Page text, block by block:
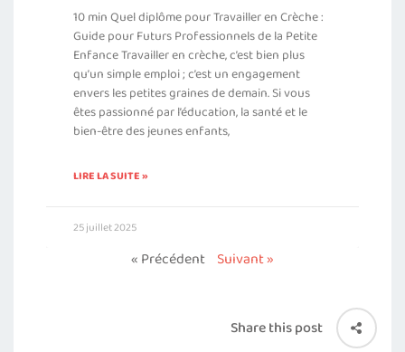
10 min Quel diplôme pour Travailler en Crèche :
Guide pour Futurs Professionnels de la Petite
Enfance Travailler en crèche, c’est bien plus
qu’un simple emploi ; c’est un engagement
envers les petites graines de demain. Si vous
êtes passionné par l’éducation, la santé et le
bien-être des jeunes enfants,
LIRE LA SUITE »
25 juillet 2025
« Précédent Suivant »
Share this post